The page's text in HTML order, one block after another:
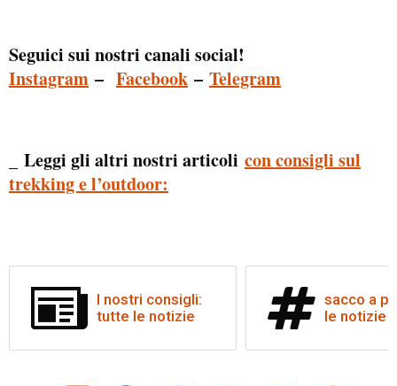
Seguici sui nostri canali social!
Instagram – Facebook – Telegram
Leggi gli altri nostri articoli con consigli sul
trekking e l’outdoor:
I nostri consigli:
tutte le notizie
sacco a
le notizie